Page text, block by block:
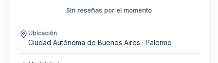
Sin reseñas por el momento
Ubicación
Ciudad Autónoma de Buenos Aires · Palermo